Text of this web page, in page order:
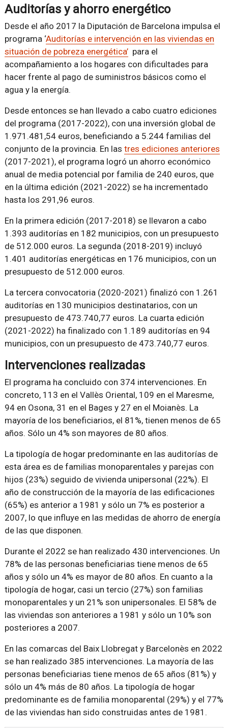
Auditorías y ahorro energético
Desde el año 2017 la Diputación de Barcelona impulsa el
programa ‘Auditorías e intervención en las viviendas en
situación de pobreza energética’para el
acompañamiento a los hogares con dificultades para
hacer frente al pago de suministros básicos como el
agua y la energía.
Desde entonces se han llevado a cabo cuatro ediciones
del programa (2017-2022), con una inversión global de
1.971.481,54 euros, beneficiando a 5.244 familias del
conjunto de la provincia. En las tres ediciones anteriores
(2017-2021), el programa logró un ahorro económico
anual de media potencial por familia de 240 euros, que
en la última edición (2021-2022) se ha incrementado
hasta los 291,96 euros.
En la primera edición (2017-2018) se llevaron a cabo
1.393 auditorías en 182 municipios, con un presupuesto
de 512.000 euros. La segunda (2018-2019) incluyó
1.401 auditorías energéticas en 176 municipios, con un
presupuesto de 512.000 euros.
La tercera convocatoria (2020-2021) finalizó con 1.261
auditorías en 130 municipios destinatarios, con un
presupuesto de 473.740,77 euros. La cuarta edición
(2021-2022) ha finalizado con 1.189 auditorías en 94
municipios, con un presupuesto de 473.740,77 euros.
Intervenciones realizadas
El programa ha concluido con 374 intervenciones. En
concreto, 113 en el Vallès Oriental, 109 en el Maresme,
94 en Osona, 31 en el Bages y 27 en el Moianès. La
mayoría de los beneficiarios, el 81%, tienen menos de 65
años. Sólo un 4% son mayores de 80 años.
La tipología de hogar predominante en las auditorías de
esta área es de familias monoparentales y parejas con
hijos (23%) seguido de vivienda unipersonal (22%). El
año de construcción de la mayoría de las edificaciones
(65%) es anterior a 1981 y sólo un 7% es posterior a
2007, lo que influye en las medidas de ahorro de energía
de las que disponen.
Durante el 2022 se han realizado 430 intervenciones. Un
78% de las personas beneficiarias tiene menos de 65
años y sólo un 4% es mayor de 80 años. En cuanto a la
tipología de hogar, casi un tercio (27%) son familias
monoparentales y un 21% son unipersonales. El 58% de
las viviendas son anteriores a 1981 y sólo un 10% son
posteriores a 2007.
En las comarcas del Baix Llobregat y Barcelonès en 2022
se han realizado 385 intervenciones. La mayoría de las
personas beneficiarias tiene menos de 65 años (81%) y
sólo un 4% más de 80 años. La tipología de hogar
predominante es de familia monoparental (29%) y el 77%
de las viviendas han sido construidas antes de 1981.